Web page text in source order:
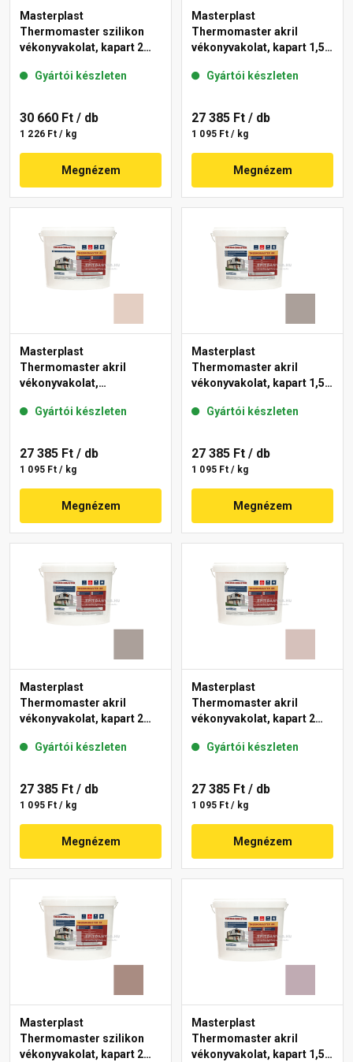
Masterplast
Thermomaster szilikon
vékonyvakolat, kapart 2
Gyártói készleten
30 660 Ft / db
1 226 Ft / kg
Megnézem
Masterplast
Thermomaster akril
vékonyvakolat, kapart 1,5
Gyártói készleten
27 385 Ft / db
1 095 Ft / kg
Megnézem
Masterplast
Thermomaster akril
vékonyvakolat,
44-E 25 kg
Gyártói készleten
27 385 Ft / db
1 095 Ft / kg
Megnézem
Masterplast
Thermomaster akril
vékonyvakolat, kapart 1,5
Gyártói készleten
27 385 Ft / db
1 095 Ft / kg
Megnézem
Masterplast
Thermomaster akril
vékonyvakolat, kapart 2
Gyártói készleten
27 385 Ft / db
1 095 Ft / kg
Megnézem
Masterplast
Thermomaster akril
vékonyvakolat, kapart 2
Gyártói készleten
27 385 Ft / db
1 095 Ft / kg
Megnézem
Masterplast
Thermomaster szilikon
vékonyvakolat, kapart 2
Masterplast
Thermomaster akril
vékonyvakolat, kapart 1,5